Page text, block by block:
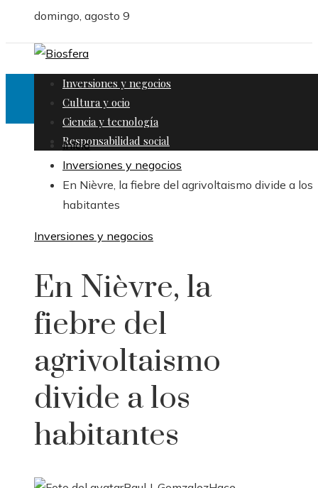
domingo, agosto 9
Inversiones y negocios
Cultura y ocio
Ciencia y tecnología
Responsabilidad social
Inicio
Inversiones y negocios
En Nièvre, la fiebre del agrivoltaismo divide a los
habitantes
Inversiones y negocios
En Nièvre, la
fiebre del
agrivoltaismo
divide a los
habitantes